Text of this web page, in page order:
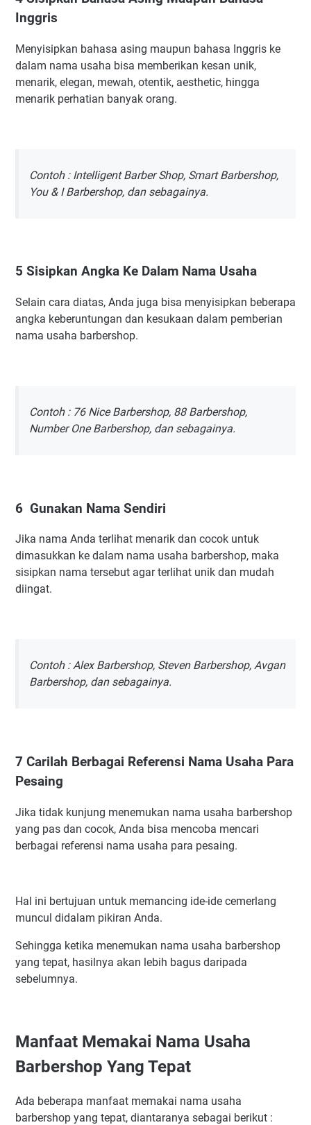
Inggris
Menyisipkan bahasa asing maupun bahasa Inggris ke
dalam nama usaha bisa memberikan kesan unik,
menarik, elegan, mewah, otentik, aesthetic, hingga
menarik perhatian banyak orang.
Contoh : Intelligent Barber Shop, Smart Barbershop,
You & I Barbershop, dan sebagainya.
5 Sisipkan Angka Ke Dalam Nama Usaha
Selain cara diatas, Anda juga bisa menyisipkan beberapa
angka keberuntungan dan kesukaan dalam pemberian
nama usaha barbershop.
Contoh : 76 Nice Barbershop, 88 Barbershop,
Number One Barbershop, dan sebagainya.
6 Gunakan Nama Sendiri
Jika nama Anda terlihat menarik dan cocok untuk
dimasukkan ke dalam nama usaha barbershop, maka
sisipkan nama tersebut agar terlihat unik dan mudah
diingat.
Contoh : Alex Barbershop, Steven Barbershop, Avgan
Barbershop, dan sebagainya.
7 Carilah Berbagai Referensi Nama Usaha Para
Pesaing
Jika tidak kunjung menemukan nama usaha barbershop
yang pas dan cocok, Anda bisa mencoba mencari
berbagai referensi nama usaha para pesaing.
Hal ini bertujuan untuk memancing ide-ide cemerlang
muncul didalam pikiran Anda.
Sehingga ketika menemukan nama usaha barbershop
yang tepat, hasilnya akan lebih bagus daripada
sebelumnya.
Manfaat Memakai Nama Usaha
Barbershop Yang Tepat
Ada beberapa manfaat memakai nama usaha
barbershop yang tepat, diantaranya sebagai berikut :